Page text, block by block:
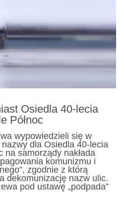
Osiedla 40-lecia
Północ
wypowiedzieli się w
dla Osiedla 40-lecia
na samorządy nakłada
komunizmu i
zgodnie z którą
dekomunizację nazw ulic.
pod ustawę „podpada”